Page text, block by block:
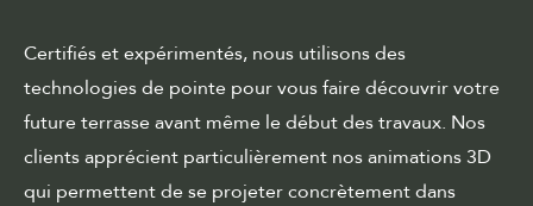
Certifiés et expérimentés, nous utilisons des
technologies de pointe pour vous faire découvrir votre
future terrasse avant même le début des travaux. Nos
clients apprécient particulièrement nos animations 3D
qui permettent de se projeter concrètement dans